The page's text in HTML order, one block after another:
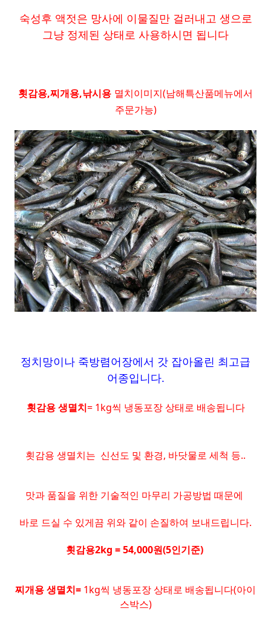
숙성후 액젓은 망사에 이물질만 걸러내고 생으로
그냥 정제된 상태로 사용하시면 됩니다
횟감용,찌개용,낚시용 멸치이미지(남해특산품메뉴에서
주문가능)
정치망이나 죽방렴어장에서 갓 잡아올린 최고급
어종입니다.
횟감용 생멸치= 1kg씩 냉동포장 상태로 배송됩니다
횟감용 생멸치는 신선도 및 환경, 바닷물로 세척 등..
맛과 품질을 위한 기술적인 마무리 가공방법 때문에
바로 드실 수 있게끔 위와 같이 손질하여 보내드립니다.
횟감용2kg = 54,000원(5인기준)
찌개용 생멸치= 1kg씩 냉동포장 상태로 배송됩니다(아이
스박스)